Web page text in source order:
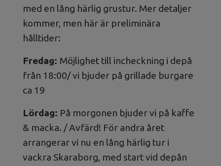
med en lång härlig grustur. Mer detaljer
kommer, men här är preliminära
hålltider:
Fredag: Möjlighet till incheckning i depå
från 18:00/ vi bjuder på grillade burgare
ca 19
Lördag: På morgonen bjuder vi på kaffe
& macka. / Avfärd! För andra året
arrangerar vi nu en lång härlig tur i
vackra Skaraborg, med start vid depån